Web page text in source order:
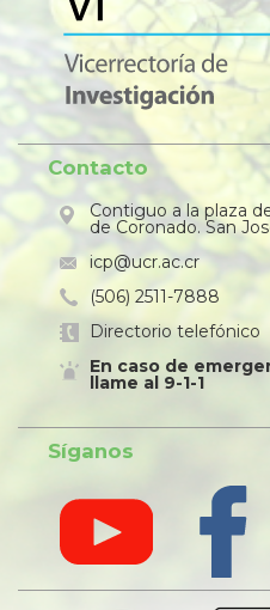
Contacto
Contiguo a la plaza
de Coronado. San
icp@ucr.ac.cr
(506) 2511-7888
Directorio telefónico
En caso de
llame al 9-1-1
Síganos